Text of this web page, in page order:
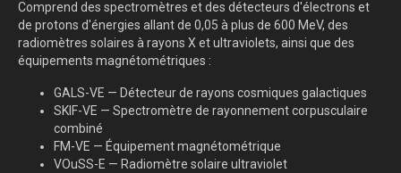
Comprend des spectromètres et des détecteurs d'électrons et
de protons d'énergies allant de 0,05 à plus de 600 MeV, des
radiomètres solaires à rayons X et ultraviolets, ainsi que des
équipements magnétométriques :
GALS-VE — Détecteur de rayons cosmiques galactiques
SKIF-VE — Spectromètre de rayonnement corpusculaire
combiné
FM-VE — Équipement magnétométrique
VOuSS-E — Radiomètre solaire ultraviolet